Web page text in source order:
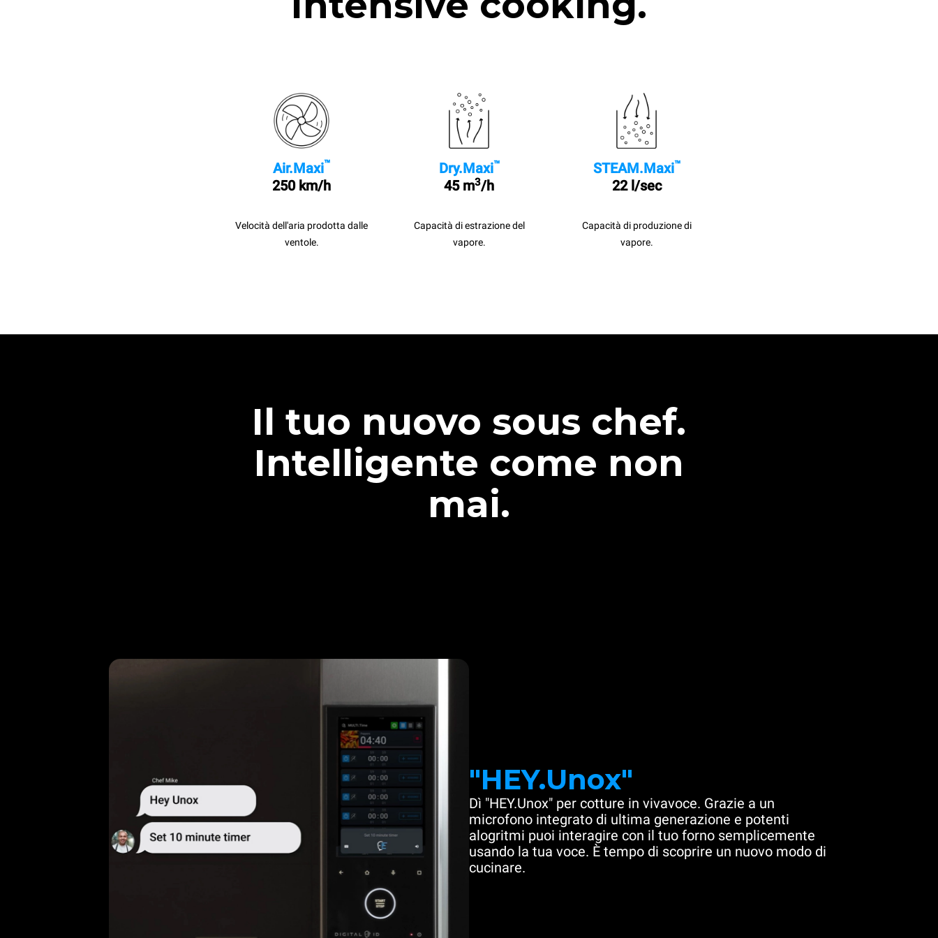
Air.Maxi™
250 km/h
Velocità dell'aria prodotta dalle
ventole.
Dry.Maxi™
45 m3/h
Capacità di estrazione del
vapore.
STEAM.Maxi™
22 l/sec
Capacità di produzione di
vapore.
Il tuo nuovo sous chef.
Intelligente come non
mai.
"HEY.Unox"
Dì "HEY.Unox" per cotture in vivavoce. Grazie a un
microfono integrato di ultima generazione e potenti
alogritmi puoi interagire con il tuo forno semplicemente
usando la tua voce. È tempo di scoprire un nuovo modo di
cucinare.